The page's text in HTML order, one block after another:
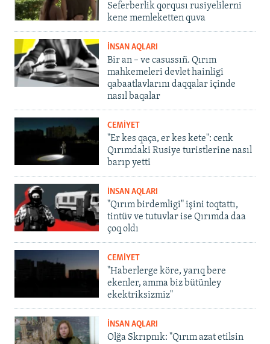
Seferberlik qorqusı rusiyelilerni
kene memleketten quva
İNSAN AQLARI
Bir an – ve casussıñ. Qırım
mahkemeleri devlet hainligi
qabaatlavlarını daqqalar içinde
nasıl baqalar
CEMİYET
"Er kes qaça, er kes kete": cenk
Qırımdaki Rusiye turistlerine nasıl
barıp yetti
İNSAN AQLARI
"Qırım birdemligi" işini toqtattı,
tintüv ve tutuvlar ise Qırımda daa
çoq oldı
CEMİYET
"Haberlerge köre, yarıq bere
ekenler, amma biz bütünley
ekektriksizmiz"
İNSAN AQLARI
Olğa Skrıpnık: "Qırım azat etilsin